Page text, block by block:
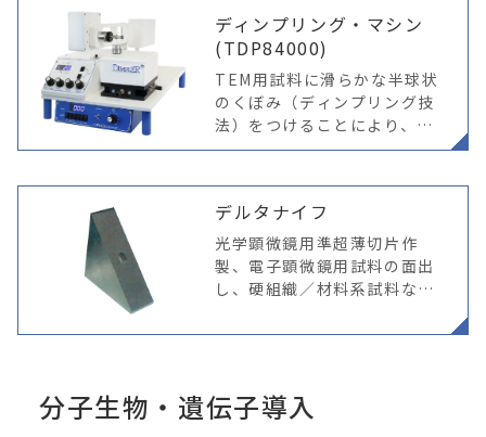
ディンプリング・マシン
(TDP84000)
TEM用試料に滑らかな半球状
のくぼみ（ディンプリング技
法）をつけることにより、イ
オンシニング時間の短縮がで
イヤモンド、ステンレス、真
鍮、フェルト等でサイズも揃
っており、用途
デルタナイフ
光学顕微鏡用準超薄切片作
製、電子顕微鏡用試料の面出
し、硬組織／材料系試料など
分子生物・遺伝子導入